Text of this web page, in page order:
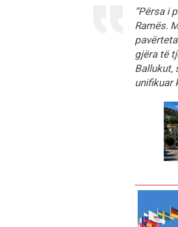
“Përsa i
Ramës.
gjëra të
Ballukut,
unifikuar